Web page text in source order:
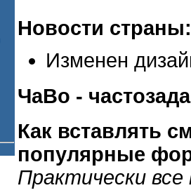
Новости страны:
Изменен
ЧаВо -
Как вставлять
популярные
Практически